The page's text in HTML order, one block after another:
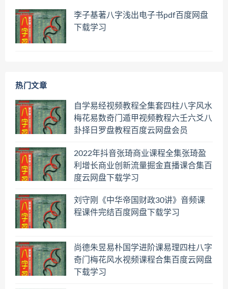
李子基著八字浅出电子书pdf百度网盘
下载学习
热门文章
自学易经视频教程全集套四柱八字风水
梅花易数奇门遁甲视频教程六壬六爻八
卦择日罗盘教程百度云网盘会员
2022年抖音张琦商业课程全集张琦盈
利增长商业创新流量掘金直播课合集百
度云网盘下载学习
刘守刚《中华帝国财政30讲》音频课
程课件完结百度网盘下载学习
尚德朱昱易朴国学进阶课易理四柱八字
奇门梅花风水视频课程合集百度云网盘
下载学习